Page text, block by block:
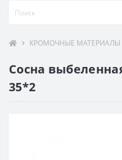
КРОМОЧНЫЕ МАТЕРИАЛЫ
Сосна
35*2